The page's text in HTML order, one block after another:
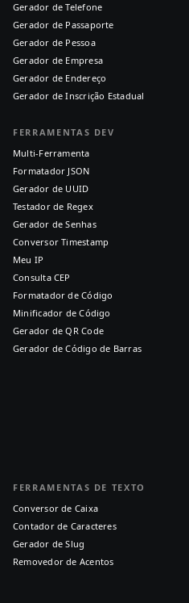
Gerador de Telefone
Gerador de Passaporte
Gerador de Pessoa
Gerador de Empresa
Gerador de Endereço
Gerador de Inscrição Estadual
FERRAMENTAS DEV
Multi-Ferramenta
Formatador JSON
Gerador de UUID
Testador de Regex
Gerador de Senhas
Conversor Timestamp
Meu IP
Consulta CEP
Formatador de Código
Minificador de Código
Gerador de QR Code
Gerador de Código de Barras
FERRAMENTAS DE TEXTO
Conversor de Caixa
Contador de Caracteres
Gerador de Slug
Removedor de Acentos